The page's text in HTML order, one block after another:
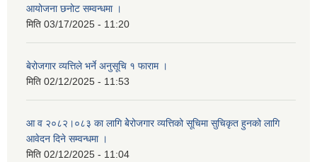
आयोजना छनोट सम्वन्धमा ।
मिति 03/17/2025 - 11:20
बेरोजगार व्यत्तिले भर्ने अनुसूचि १ फाराम ।
मिति 02/12/2025 - 11:53
आ व २०८२।०८३ का लागि बेेरोजगार व्यत्तिको सूचिमा सुचिकृत हुनको लागि
आवेदन दिने सम्वन्धमा ।
मिति 02/12/2025 - 11:04